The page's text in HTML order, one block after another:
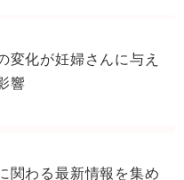
変化が妊婦さんに与え
響
関わる最新情報を集め